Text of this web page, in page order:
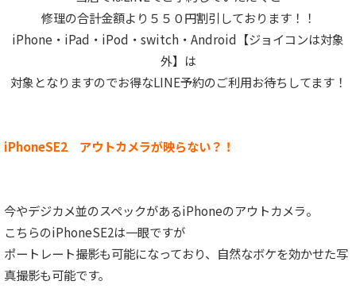
修理の合計金額より５５０円割引しております！！
iPhone・iPad・iPod・switch・Android【ジョイコンは対象
外】は
対象となりますのでお得なLINE予約のご利用お待ちしてます！
iPhoneSE2 アウトカメラが映らない？！
今やデジカメ並のスペックがあるiPhoneのアウトカメラ。
こちらのiPhoneSE2は一眼ですが
ポートレート撮影も可能になっており、自然なボケを効かせた写
真撮影も可能です。